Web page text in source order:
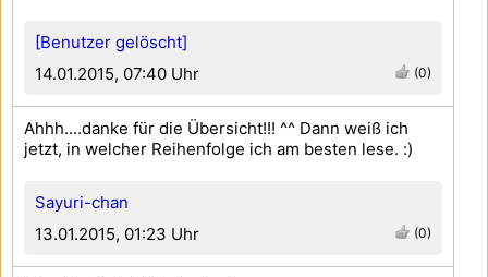
[Benutzer gelöscht]
14.01.2015, 07:40 Uhr
(0)
Sayuri-chan
13.01.2015, 01:23 Uhr
(0)
Ahhh....danke für die Übersicht!!! ^^ Dann weiß ich
jetzt, in welcher Reihenfolge ich am besten lese. :)